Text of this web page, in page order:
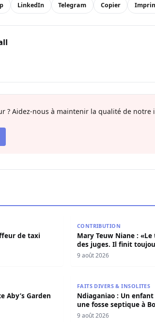
LinkedIn Telegram Copier
? Aidez-nous à maintenir la qualité de
de taxi
CONTRIBUTION
Mary Teuw Niane :
des juges. Il finit
9 août 2026
Aby’s Garden
FAITS DIVERS & INSOLITES
Ndiaganiao : Un
une fosse septique à
9 août 2026